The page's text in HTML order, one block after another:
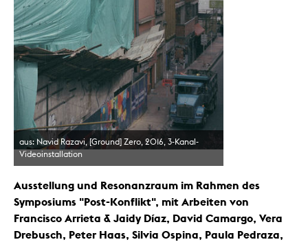
aus: Navid Razavi, [Ground] Zero, 2016, 3-Kanal-
Videoinstallation
Ausstellung und Resonanzraum im Rahmen des
Symposiums "Post-Konflikt", mit Arbeiten von
Francisco Arrieta & Jaidy Díaz, David Camargo, Vera
Drebusch, Peter Haas, Silvia Ospina, Paula Pedraza,